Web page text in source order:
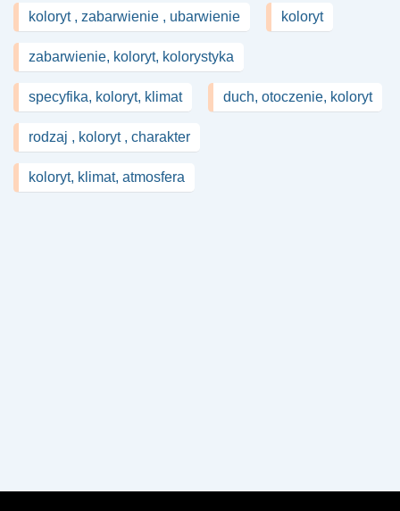
koloryt , zabarwienie , ubarwienie koloryt
zabarwienie, koloryt, kolorystyka
specyfika, koloryt, klimat duch, otoczenie, koloryt
rodzaj , koloryt , charakter
koloryt, klimat, atmosfera